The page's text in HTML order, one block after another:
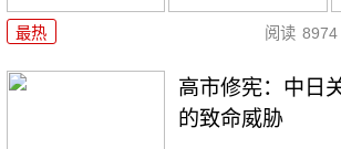
最热 阅读 8974
高市修宪：中日
的致命威胁